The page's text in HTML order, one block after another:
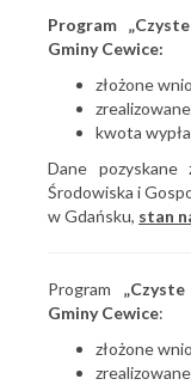
Program
Gminy Cewice:
złożone
kwota
Dane pozyskane
Środowiska i
w Gdańsku, stan
Program
Gminy Cewice:
złożone